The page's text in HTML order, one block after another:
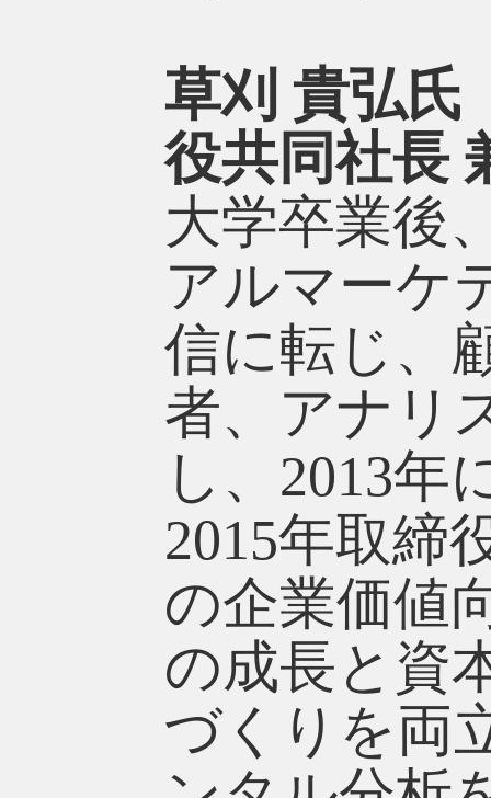
草刈 貴弘氏
役共同社長
大学卒業後
アルマーケ
信に転じ、
者、アナリ
し、2013年
2015年取締
の企業価値
の成長と資
づくりを両